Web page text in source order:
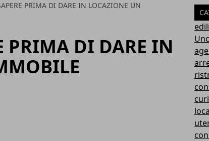
PRIMA DI DARE IN LOCAZIONE UN
PRIMA DI DARE IN